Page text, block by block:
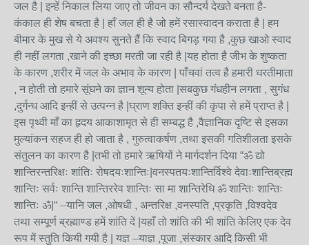
जल है | इन्हें निकाल लिया जाए तो जीवन का सौन्दर्य देखते बनता है-
कंकाल ही शेष बचता है | हाँ जल ही है जो हमें रसास्वादन कराता है | हम
बीमार के मुख से ये अवश्य सुनते हैं कि स्वाद बिगड़ गया है ,कुछ खाओ स्वाद
ही नहीं लगता ,खाने की इच्छा मरती जा रही है |यह होता है जीभ के शुष्कता
के कारण ,शरीर में जल के अभाव के कारण | पाँचवां तत्व है हमारी धरतीमाता
, न होती तो हमारे सूंघने का ज्ञान शून्य होता |सबकुछ गंधहीन लगता , सुगंध
,दुर्गन्ध आदि इन्हीं से उत्पन्न है |घ्राण शक्ति इन्हीं की कृपा से हमें प्राप्त है |
इस पृथ्वी माँ का हृदय आकाशामृत से ही सम्बद्ध है ,वैज्ञानिक दृष्टि से इसका
मुल्यांकन सहज ही हो जाता है , गुरुत्वाकर्षण ,तथा इसकी गतिशीलता इसके
संतुलन का कारण है |तभी तो हमारे ऋषियों ने मार्गदर्शन दिया “ॐ द्यो
शान्तिरन्तरिक्षः शांतिः रोषदयःशान्तिः|वनस्पतयःशान्तिर्विश्वे देवाःशान्तिब्रह्म
शान्तिः सर्वः शान्ति शान्तिररेव शान्तिः सा मा शान्तिरेधि ॐ शान्तिः शान्तिः
शान्तिः ॐ|“ –यानि जल ,ओषधी , अन्तरिक्ष ,वनस्पति ,प्रकृति ,विश्वदेव
तथा सम्पूर्ण ब्रह्माण्ड हमें शांति दें |यहाँ तो शांति की भी शांति केलिए एक देव
रूप में स्तुति कियी गयी है | यज्ञ –याज्ञ ,पूजा ,संस्कार आदि किसी भी